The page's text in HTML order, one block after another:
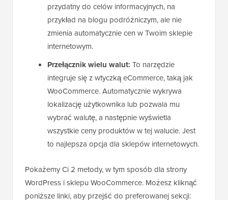
przydatny do celów informacyjnych, na
przykład na blogu podróżniczym, ale nie
zmienia automatycznie cen w Twoim sklepie
internetowym.
Przełącznik wielu walut: To narzędzie
integruje się z wtyczką eCommerce, taką jak
WooCommerce. Automatycznie wykrywa
lokalizację użytkownika lub pozwala mu
wybrać walutę, a następnie wyświetla
wszystkie ceny produktów w tej walucie. Jest
to najlepsza opcja dla sklepów internetowych.
Pokażemy Ci 2 metody, w tym sposób dla strony
WordPress i sklepu WooCommerce. Możesz kliknąć
poniższe linki, aby przejść do preferowanej sekcji: